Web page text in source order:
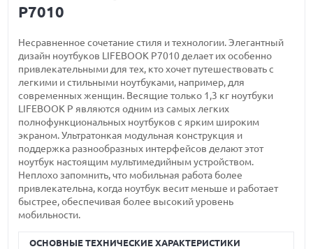
P7010
Несравненное сочетание стиля и технологии. Элегантный
дизайн ноутбуков LIFEBOOK P7010 делает их особенно
привлекательными для тех, кто хочет путешествовать с
легкими и стильными ноутбуками, например, для
современных женщин. Весящие только 1,3 кг ноутбуки
LIFEBOOK P являются одним из самых легких
полнофункциональных ноутбуков с ярким широким
экраном. Ультратонкая модульная конструкция и
поддержка разнообразных интерфейсов делают этот
ноутбук настоящим мультимедийным устройством.
Неплохо запомнить, что мобильная работа более
привлекательна, когда ноутбук весит меньше и работает
быстрее, обеспечивая более высокий уровень
мобильности.
ОСНОВНЫЕ ТЕХНИЧЕСКИЕ ХАРАКТЕРИСТИКИ